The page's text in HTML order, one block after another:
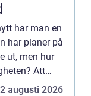
har man en
har planer på
ut, men hur
Att
augusti 2026